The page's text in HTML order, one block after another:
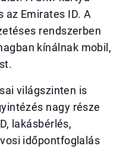
az Emirates ID. A
rendszerben
kínálnak mobil,
világszinten is
nagy része
lakásbérlés,
időpontfoglalás